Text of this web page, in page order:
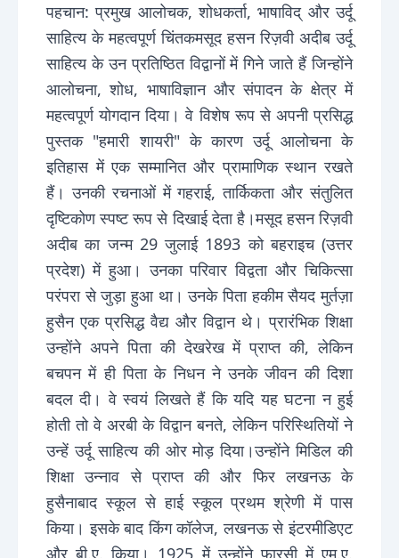
पहचान: प्रमुख आलोचक, शोधकर्ता, भाषाविद् और उर्दू
साहित्य के महत्वपूर्ण चिंतकमसूद हसन रिज़वी अदीब उर्दू
साहित्य के उन प्रतिष्ठित विद्वानों में गिने जाते हैं जिन्होंने
आलोचना, शोध, भाषाविज्ञान और संपादन के क्षेत्र में
महत्वपूर्ण योगदान दिया। वे विशेष रूप से अपनी प्रसिद्ध
पुस्तक "हमारी शायरी" के कारण उर्दू आलोचना के
इतिहास में एक सम्मानित और प्रामाणिक स्थान रखते
हैं। उनकी रचनाओं में गहराई, तार्किकता और संतुलित
दृष्टिकोण स्पष्ट रूप से दिखाई देता है।मसूद हसन रिज़वी
अदीब का जन्म 29 जुलाई 1893 को बहराइच (उत्तर
प्रदेश) में हुआ। उनका परिवार विद्वता और चिकित्सा
परंपरा से जुड़ा हुआ था। उनके पिता हकीम सैयद मुर्तज़ा
हुसैन एक प्रसिद्ध वैद्य और विद्वान थे। प्रारंभिक शिक्षा
उन्होंने अपने पिता की देखरेख में प्राप्त की, लेकिन
बचपन में ही पिता के निधन ने उनके जीवन की दिशा
बदल दी। वे स्वयं लिखते हैं कि यदि यह घटना न हुई
होती तो वे अरबी के विद्वान बनते, लेकिन परिस्थितियों ने
उन्हें उर्दू साहित्य की ओर मोड़ दिया।उन्होंने मिडिल की
शिक्षा उन्नाव से प्राप्त की और फिर लखनऊ के
हुसैनाबाद स्कूल से हाई स्कूल प्रथम श्रेणी में पास
किया। इसके बाद किंग कॉलेज, लखनऊ से इंटरमीडिएट
और बी.ए. किया। 1925 में उन्होंने फारसी में एम.ए.